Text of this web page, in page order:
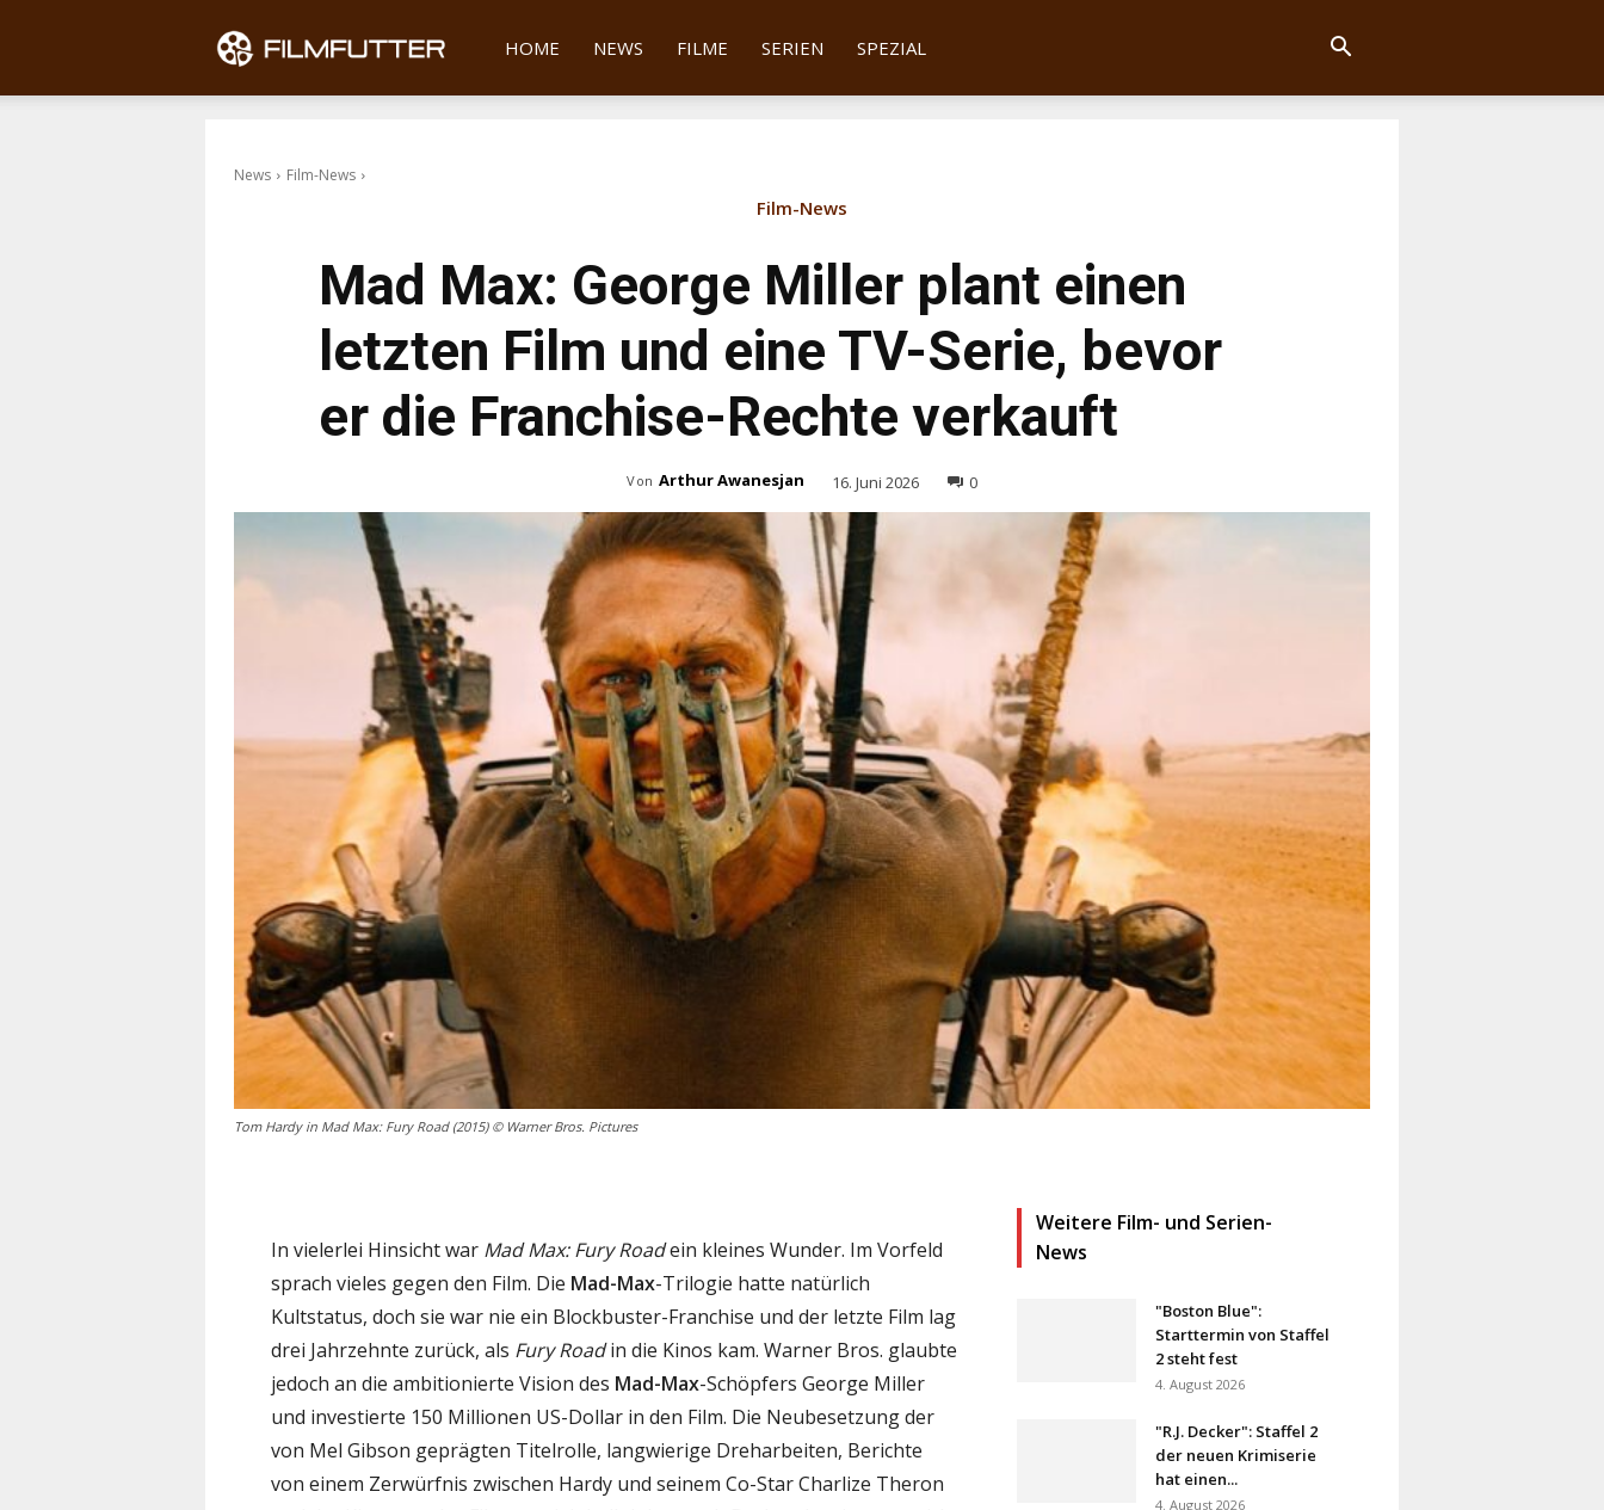
Filmfutter
HOME NEWS FILME SERIEN SPEZIAL
News Film-News
Film-News
Mad Max: George Miller plant einen
letzten Film und eine TV-Serie, bevor
er die Franchise-Rechte verkauft
Von Arthur Awanesjan 16. Juni 2026 0
Tom Hardy in Mad Max: Fury Road (2015) © Warner Bros. Pictures
In vielerlei Hinsicht war Mad Max: Fury Roadein kleines Wunder. Im Vorfeld
sprach vieles gegen den Film. Die Mad-Max-Trilogie hatte natürlich
Kultstatus, doch sie war nie ein Blockbuster-Franchise und der letzte Film lag
drei Jahrzehnte zurück, als Fury Roadin die Kinos kam. Warner Bros. glaubte
jedoch an die ambitionierte Vision des Mad-Max-Schöpfers George Miller
und investierte 150 Millionen US-Dollar in den Film. Die Neubesetzung der
von Mel Gibson geprägten Titelrolle, langwierige Dreharbeiten, Berichte
von einem Zerwürfnis zwischen Hardy und seinem Co-Star Charlize Theron
Weitere Film- und Serien-
News
"Boston Blue":
Starttermin von Staffel
2 steht fest
4. August 2026
"R.J. Decker": Staffel 2
der neuen Krimiserie
hat einen...
4. August 2026